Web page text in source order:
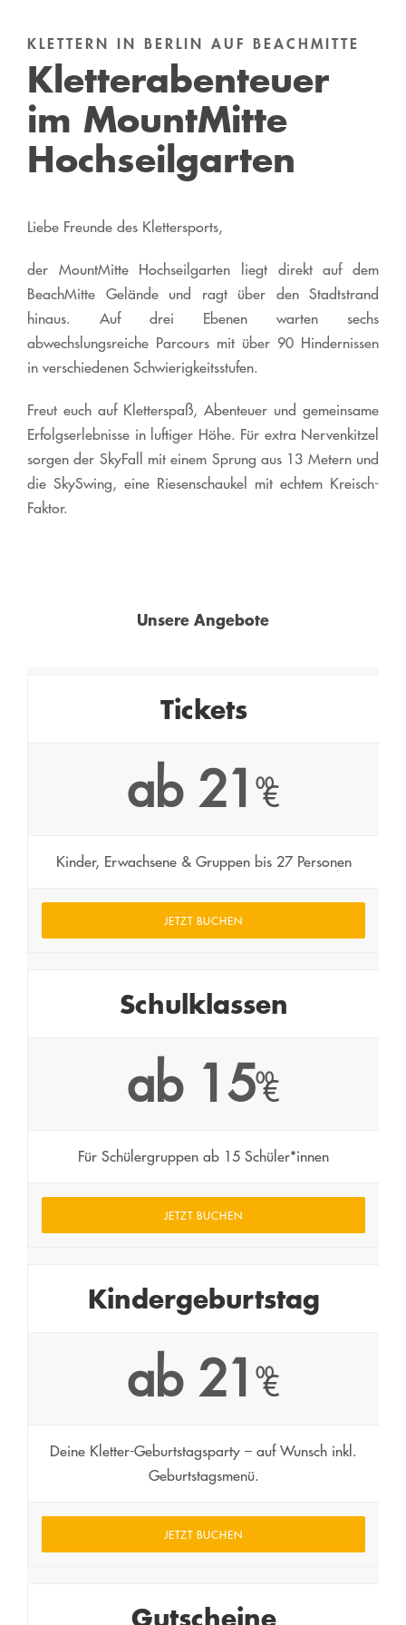
KLETTERN IN BERLIN AUF BEACHMITTE
Kletterabenteuer
im MountMitte
Hochseilgarten
Liebe Freunde des Klettersports,
der MountMitte Hochseilgarten liegt direkt auf dem
BeachMitte Gelände und ragt über den Stadtstrand
hinaus. Auf drei Ebenen warten sechs
abwechslungsreiche Parcours mit über 90 Hindernissen
in verschiedenen Schwierigkeitsstufen.
Freut euch auf Kletterspaß, Abenteuer und gemeinsame
Erfolgserlebnisse in luftiger Höhe. Für extra Nervenkitzel
sorgen der SkyFall mit einem Sprung aus 13 Metern und
die SkySwing, eine Riesenschaukel mit echtem Kreisch-
Faktor.
Unsere Angebote
Tickets
ab 21 00
€
Kinder, Erwachsene & Gruppen bis 27 Personen
JETZT BUCHEN
Schulklassen
ab 1500
€
Für Schülergruppen ab 15 Schüler*innen
JETZT BUCHEN
Kindergeburtstag
ab 21 00
€
Deine Kletter-Geburtstagsparty – auf Wunsch inkl.
Geburtstagsmenü.
JETZT BUCHEN
Gutscheine